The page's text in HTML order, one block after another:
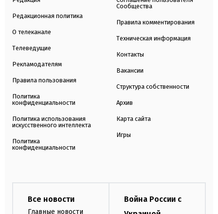
Редакционная политика
О телеканале
Телеведущие
Рекламодателям
Правила пользования
Политика
конфиденциальности
Политика использования
искусственного интеллекта
Политика
конфиденциальности
Сообщества
Правила комментирования
Техническая информация
Контакты
Вакансии
Структура собственности
Архив
Карта сайта
Игры
Все новости
Главные новости
Война России с